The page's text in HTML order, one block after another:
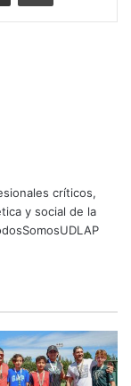
críticos,
y social de la